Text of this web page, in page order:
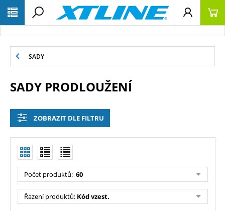
SADY
SADY PRODLOUŽENÍ
ZOBRAZIT DLE FILTRU
Počet produktů: 60
Řazení produktů: Kód vzest.